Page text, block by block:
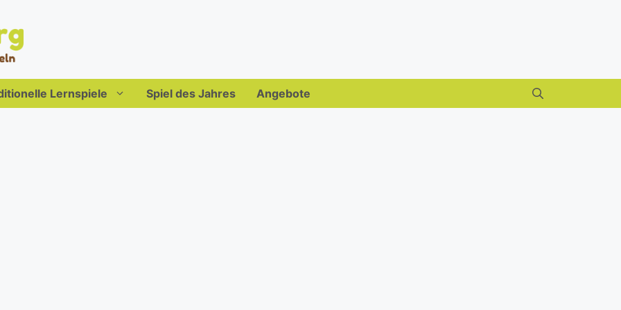
Lernspiele Spiel des Jahres Angebote